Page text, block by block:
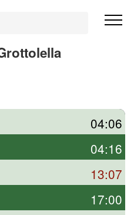
04:06
04:16
13:07
17:00